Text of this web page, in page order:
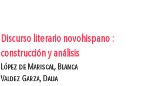
Discurso literario novohispano :
construcción y análisis
López de Mariscal, Blanca
Valdez Garza, Dalia